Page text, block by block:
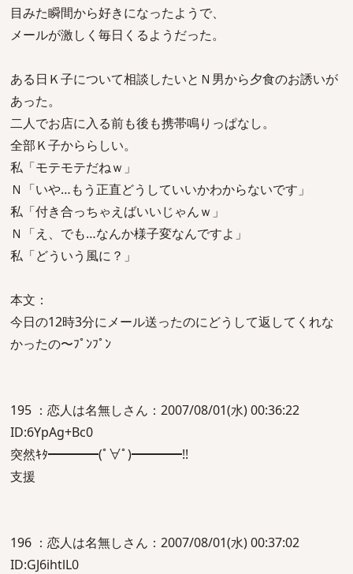
目みた瞬間から好きになったようで、
メールが激しく毎日くるようだった。
ある日Ｋ子について相談したいとＮ男から夕食のお誘いが
あった。
二人でお店に入る前も後も携帯鳴りっぱなし。
全部Ｋ子かららしい。
私「モテモテだねｗ」
Ｎ「いや…もう正直どうしていいかわからないです」
私「付き合っちゃえばいいじゃんｗ」
Ｎ「え、でも…なんか様子変なんですよ」
私「どういう風に？」
本文：
今日の12時3分にメール送ったのにどうして返してくれな
かったの〜ﾌﾟﾝﾌﾟﾝ
195 ：恋人は名無しさん：2007/08/01(水) 00:36:22
ID:6YpAg+Bc0
突然ｷﾀ━━━━(ﾟ∀ﾟ)━━━━!!
支援
196 ：恋人は名無しさん：2007/08/01(水) 00:37:02
ID:GJ6ihtlL0